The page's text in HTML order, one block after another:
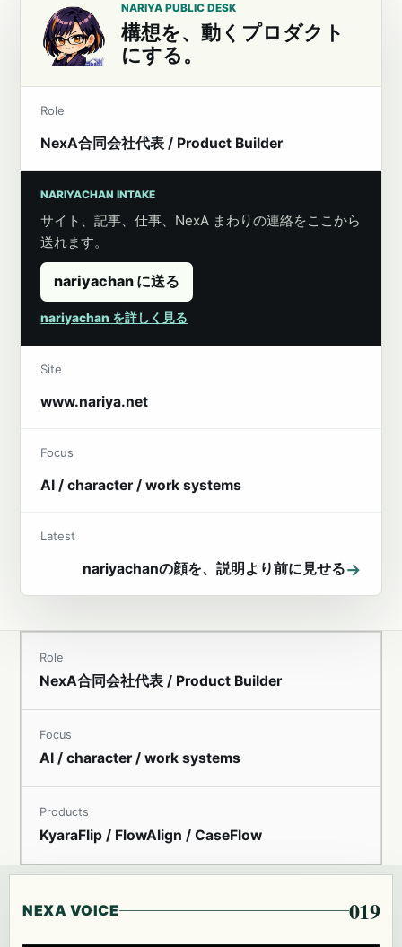
NARIYA PUBLIC DESK
構想を、動くプロダクト
にする。
Role
NexA合同会社代表 / Product Builder
NARIYACHAN INTAKE
サイト、記事、仕事、NexA まわりの連絡をここから
送れます。
nariyachan に送る
nariyachan を詳しく見る
Site
www.nariya.net
Focus
AI / character / work systems
Latest
nariyachanの顔を、説明より前に見せる→
Role
NexA合同会社代表 / Product Builder
Focus
AI / character / work systems
Products
KyaraFlip / FlowAlign / CaseFlow
NEXA VOICE 019